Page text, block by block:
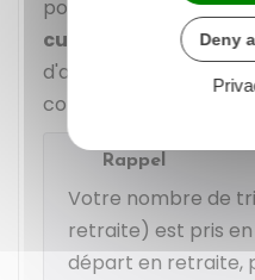
pour enfant
cumulable
avec les
d'adoption et
congé parental.
Rappel
Votre nombre de
retraite) est pris
départ en retraite,
Deny